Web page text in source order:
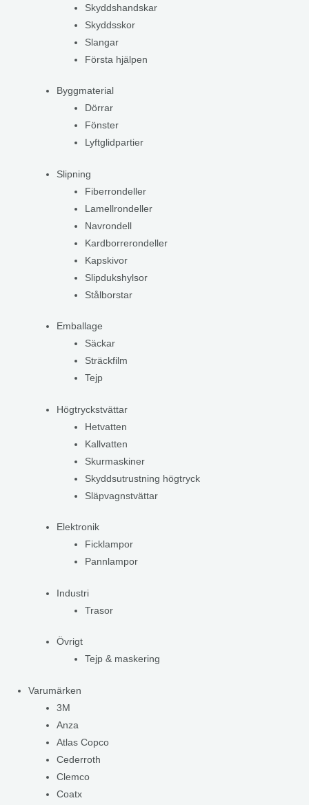
Skyddshandskar
Skyddsskor
Slangar
Första hjälpen
Byggmaterial
Dörrar
Fönster
Lyftglidpartier
Slipning
Fiberrondeller
Lamellrondeller
Navrondell
Kardborrerondeller
Kapskivor
Slipdukshylsor
Stålborstar
Emballage
Säckar
Sträckfilm
Tejp
Högtryckstvättar
Hetvatten
Kallvatten
Skurmaskiner
Skyddsutrustning högtryck
Släpvagnstvättar
Elektronik
Ficklampor
Pannlampor
Industri
Trasor
Övrigt
Tejp & maskering
Varumärken
3M
Anza
Atlas Copco
Cederroth
Clemco
Coatx